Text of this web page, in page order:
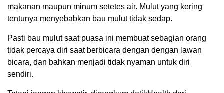
makanan maupun minum setetes air. Mulut yang kering
tentunya menyebabkan bau mulut tidak sedap.
Pasti bau mulut saat puasa ini membuat sebagian orang
tidak percaya diri saat berbicara dengan dengan lawan
bicara, dan bahkan menjadi tidak nyaman untuk diri
sendiri.